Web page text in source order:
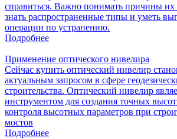
справиться. Важно понимать причины их
знать распространенные типы и уметь
операции по устранению.
Подробнее
Применение оптического нивелира
Сейчас купить оптический нивелир
актуальным запросом в сфере
строительства. Оптический нивелир
инструментом для создания точных
контроля высотных параметров при
мостов
Подробнее